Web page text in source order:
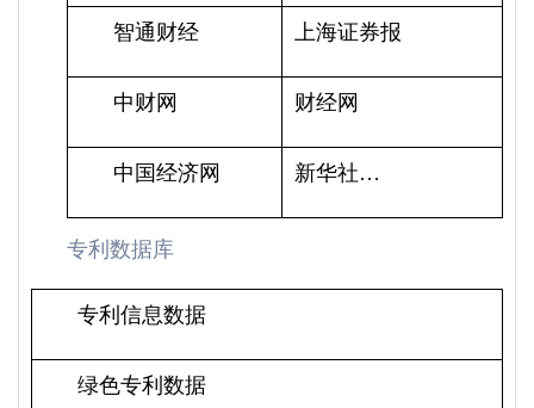
智通财经 上海证券报
中财网 财经网
中国经济网 新华社…
专利数据库
专利信息数据
绿色专利数据